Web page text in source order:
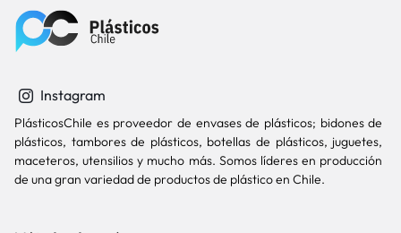
Instagram
PlásticosChile es proveedor de envases de plásticos; bidones de
plásticos, tambores de plásticos, botellas de plásticos, juguetes,
maceteros, utensilios y mucho más. Somos líderes en producción
de una gran variedad de productos de plástico en Chile.